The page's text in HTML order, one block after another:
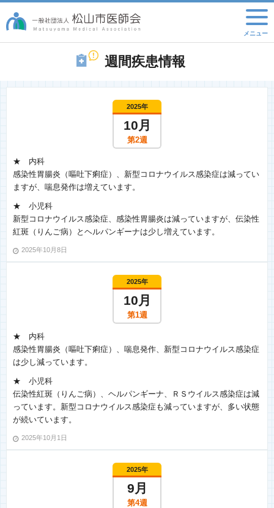
週間疾患情報
2025年
10月
第2週
★ 内科
感染性胃腸炎（嘔吐下痢症）、新型コロナウイルス感染症は減ってい
ますが、喘息発作は増えています。
★ 小児科
新型コロナウイルス感染症、感染性胃腸炎は減っていますが、伝染性
紅斑（りんご病）とヘルパンギーナは少し増えています。
2025年10月8日
2025年
10月
第1週
★ 内科
感染性胃腸炎（嘔吐下痢症）、喘息発作、新型コロナウイルス感染症
は少し減っています。
★ 小児科
伝染性紅斑（りんご病）、ヘルパンギーナ、ＲＳウイルス感染症は減
っています。新型コロナウイルス感染症も減っていますが、多い状態
が続いています。
2025年10月1日
2025年
9月
第4週